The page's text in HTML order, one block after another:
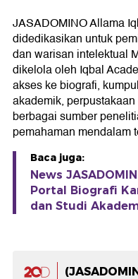
JASADOMINO Allama
didedikasikan untuk
dan warisan intelektual
dikelola oleh Iqbal
akses ke biografi,
akademik,
berbagai sumber
pemahaman mendalam
Baca juga:
News
Portal Biografi
dan Studi